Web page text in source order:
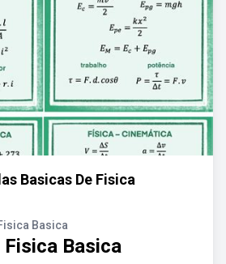
Basicas De Fisica
Basica
Fisica Basica